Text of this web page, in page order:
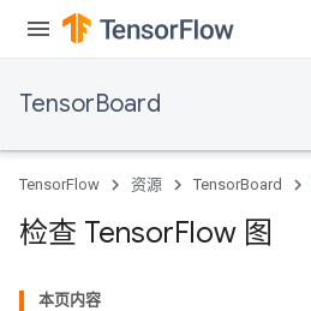
TensorBoard
TensorFlow 资源 TensorBoard
检查 TensorFlow 图
本页内容